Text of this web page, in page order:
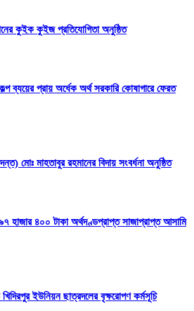
কুইক কুইজ প্রতিযোগিতা অনুষ্ঠিত
ব্যয়ের প্রায় অর্ধেক অর্থ সরকারি কোষাগারে ফেরত
মোঃ মাহতাবুর রহমানের বিদায় সংবর্ধনা অনুষ্ঠিত
হাজার ৪০০ টাকা অর্থদণ্ডপ্রাপ্ত সাজাপ্রাপ্ত আসামি
ইউনিয়ন ছাত্রদলের বৃক্ষরোপণ কর্মসূচি